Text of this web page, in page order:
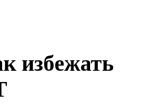
избежать